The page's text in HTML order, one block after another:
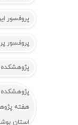
پروفسور
پروفسور
پژوهشکده
هفته
استان